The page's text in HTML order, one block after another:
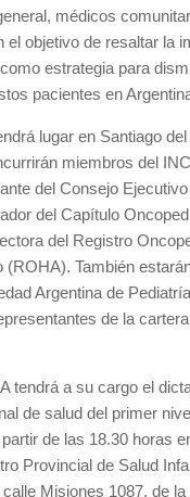
médicos
el objetivo de resaltar la
estrategia para
pacientes en
lugar en Santiago
miembros del
del Consejo
del Capítulo
del Registro
(ROHA). También
Argentina de
de la
tendrá a su cargo el
de salud del primer
de las 18.30 horas
Provincial de Salud
Misiones 1087, de la